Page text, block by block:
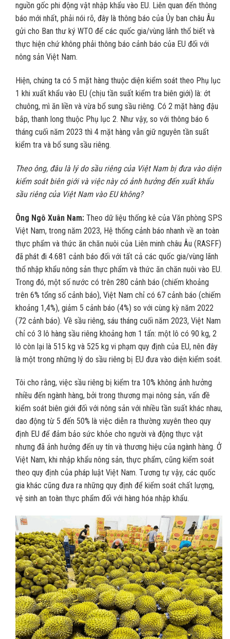
nguồn gốc phi động vật nhập khẩu vào EU. Liên quan đến thông
báo mới nhất, phải nói rõ, đây là thông báo của Ủy ban châu Âu
gửi cho Ban thư ký WTO để các quốc gia/vùng lãnh thổ biết và
thực hiện chứ không phải thông báo cảnh báo của EU đối với
nông sản Việt Nam.
Hiện, chúng ta có 5 mặt hàng thuộc diện kiểm soát theo Phụ lục
1 khi xuất khẩu vào EU (chịu tần suất kiểm tra biên giới) là: ớt
chuông, mì ăn liền và vừa bổ sung sầu riêng. Có 2 mặt hàng đậu
bắp, thanh long thuộc Phụ lục 2. Như vậy, so với thông báo 6
tháng cuối năm 2023 thì 4 mặt hàng vẫn giữ nguyên tần suất
kiểm tra và bổ sung sầu riêng.
Theo ông, đâu là lý do sầu riêng của Việt Nam bị đưa vào diện
kiểm soát biên giới và việc này có ảnh hưởng đến xuất khẩu
sầu riêng của Việt Nam vào EU không?
Ông Ngô Xuân Nam: Theo dữ liệu thống kê của Văn phòng SPS
Việt Nam, trong năm 2023, Hệ thống cảnh báo nhanh về an toàn
thực phẩm và thức ăn chăn nuôi của Liên minh châu Âu (RASFF)
đã phát đi 4.681 cảnh báo đối với tất cả các quốc gia/vùng lãnh
thổ nhập khẩu nông sản thực phẩm và thức ăn chăn nuôi vào EU.
Trong đó, một số nước có trên 280 cảnh báo (chiếm khoảng
trên 6% tổng số cảnh báo), Việt Nam chỉ có 67 cảnh báo (chiếm
khoảng 1,4%), giảm 5 cảnh báo (4%) so với cùng kỳ năm 2022
(72 cảnh báo). Về sầu riêng, sáu tháng cuối năm 2023, Việt Nam
chỉ có 3 lô hàng sầu riêng khoảng hơn 1 tấn: một lô có 90 kg, 2
lô còn lại là 515 kg và 525 kg vi phạm quy định của EU, nên đây
là một trong những lý do sầu riêng bị EU đưa vào diện kiểm soát.
Tôi cho rằng, việc sầu riêng bị kiểm tra 10% không ảnh hưởng
nhiều đến ngành hàng, bởi trong thương mại nông sản, vấn đề
kiểm soát biên giới đối với nông sản với nhiều tần suất khác nhau,
dao động từ 5 đến 50% là việc diễn ra thường xuyên theo quy
định EU để đảm bảo sức khỏe cho người và động thực vật
nhưng đã ảnh hưởng đến uy tín và thương hiệu của ngành hàng. Ở
Việt Nam, khi nhập khẩu nông sản, thực phẩm, cũng kiểm soát
theo quy định của pháp luật Việt Nam. Tương tự vậy, các quốc
gia khác cũng đưa ra những quy định để kiểm soát chất lượng,
vệ sinh an toàn thực phẩm đối với hàng hóa nhập khẩu.